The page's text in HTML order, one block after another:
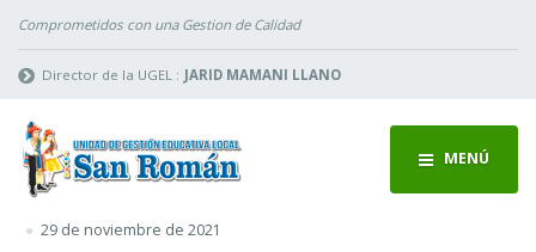
Comprometidos con una Gestion de Calidad
Director de la UGEL : JARID MAMANI LLANO
MENÚ
29 de noviembre de 2021